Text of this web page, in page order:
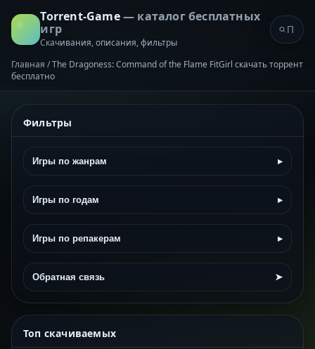
Torrent-Game— каталог бесплатных
игр
Скачивания, описания, фильтры
Главная /The Dragoness: Command of the Flame FitGirl скачать торрент
бесплатно
Фильтры
Игры по жанрам ▸
Игры по годам ▸
Игры по репакерам ▸
Обратная связь ➤
Топ скачиваемых